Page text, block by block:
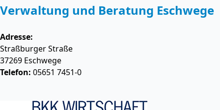
Verwaltung und Beratung Eschwege
Adresse:
Straßburger Straße
37269 Eschwege
Telefon: 05651 7451-0